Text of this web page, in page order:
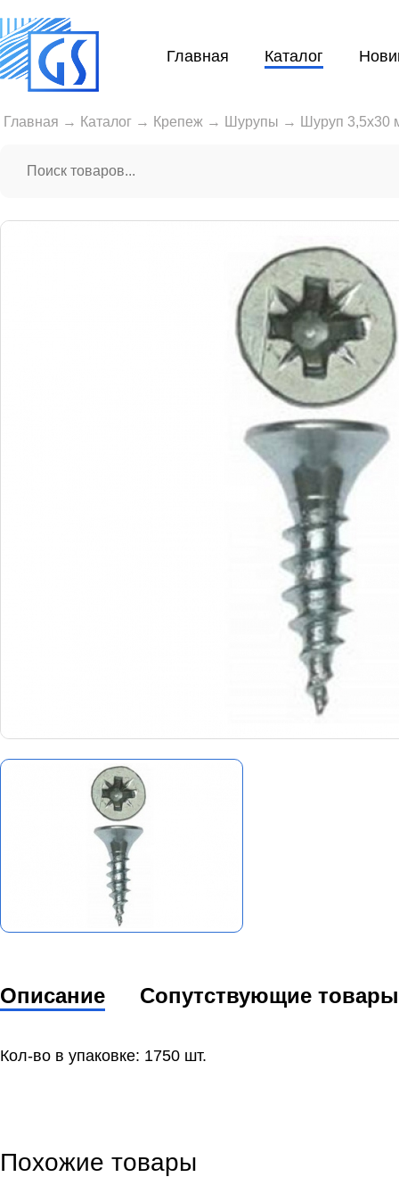
Главная Каталог
Главная → Каталог → Крепеж → Шурупы → Шуруп 3,5х30
Описание Сопутствующие товары
Кол-во в упаковке: 1750 шт.
Похожие товары